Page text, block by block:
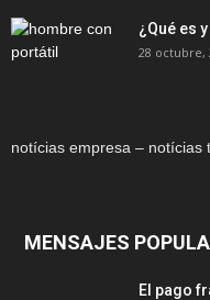
¿Qué es
28 octubre,
notícias empresa – notícias
MENSAJES
El pago